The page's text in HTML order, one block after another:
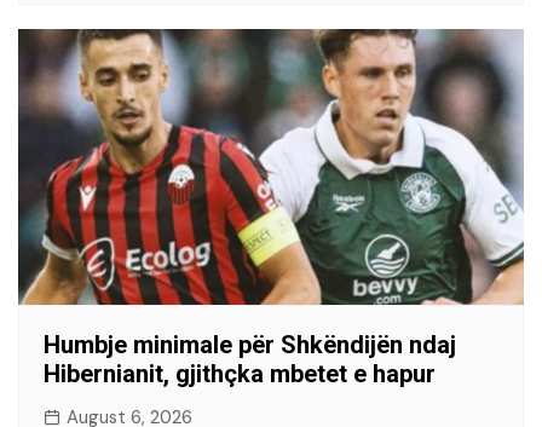
Humbje minimale për Shkëndijën ndaj
Hibernianit, gjithçka mbetet e hapur
August 6, 2026